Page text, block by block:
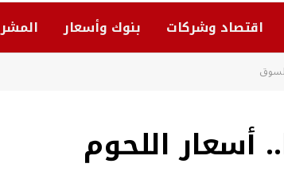
اقتصاد وشركات بنوك وأسعار
450 جنيهًا.. أسعار اللحوم